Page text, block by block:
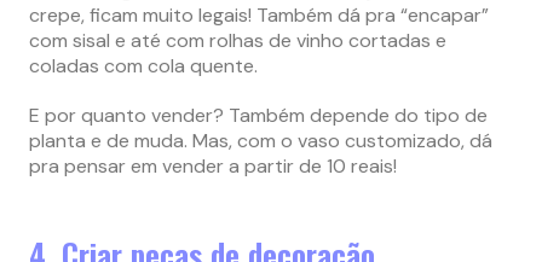
crepe, ficam muito legais! Também dá pra “encapar”
com sisal e até com rolhas de vinho cortadas e
coladas com cola quente.
E por quanto vender? Também depende do tipo de
planta e de muda. Mas, com o vaso customizado, dá
pra pensar em vender a partir de 10 reais!